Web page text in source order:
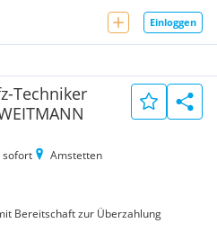
Einloggen
Techniker
sofort
Amstetten
Bereitschaft zur Überzahlung